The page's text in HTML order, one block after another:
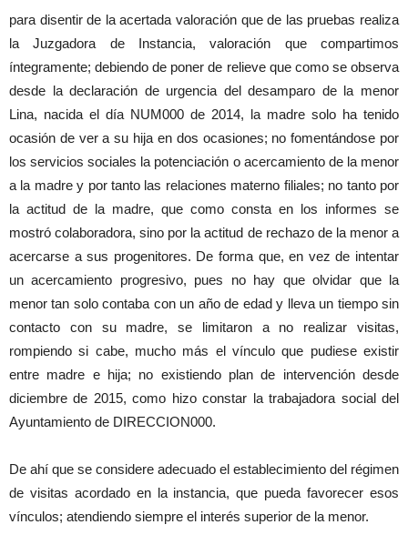
para disentir de la acertada valoración que de las pruebas realiza
la Juzgadora de Instancia, valoración que compartimos
íntegramente; debiendo de poner de relieve que como se observa
desde la declaración de urgencia del desamparo de la menor
Lina, nacida el día NUM000 de 2014, la madre solo ha tenido
ocasión de ver a su hija en dos ocasiones; no fomentándose por
los servicios sociales la potenciación o acercamiento de la menor
a la madre y por tanto las relaciones materno filiales; no tanto por
la actitud de la madre, que como consta en los informes se
mostró colaboradora, sino por la actitud de rechazo de la menor a
acercarse a sus progenitores. De forma que, en vez de intentar
un acercamiento progresivo, pues no hay que olvidar que la
menor tan solo contaba con un año de edad y lleva un tiempo sin
contacto con su madre, se limitaron a no realizar visitas,
rompiendo si cabe, mucho más el vínculo que pudiese existir
entre madre e hija; no existiendo plan de intervención desde
diciembre de 2015, como hizo constar la trabajadora social del
Ayuntamiento de DIRECCION000.
De ahí que se considere adecuado el establecimiento del régimen
de visitas acordado en la instancia, que pueda favorecer esos
vínculos; atendiendo siempre el interés superior de la menor.